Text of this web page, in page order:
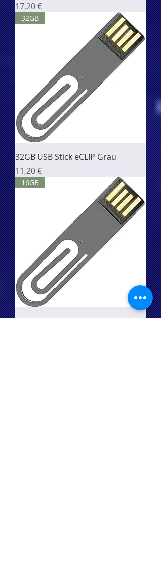
Цена
17,20 €
32GB
32GB USB Stick eCLIP Grau
Цена
11,20 €
16GB